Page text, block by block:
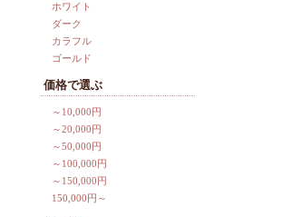
ホワイト
ダーク
カラフル
ゴールド
価格で選ぶ
～10,000円
～20,000円
～50,000円
～100,000円
～150,000円
150,000円～